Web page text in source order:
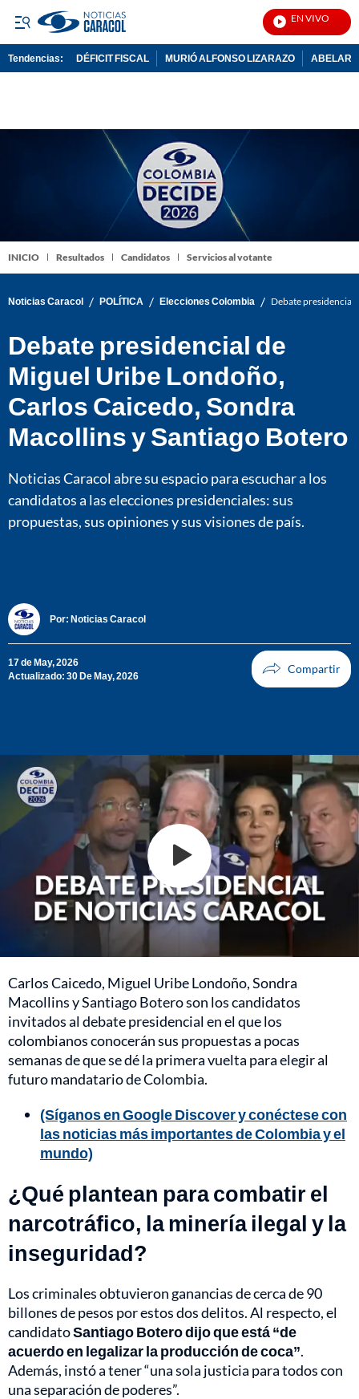
EN VIVO
Tendencias: DÉFICIT FISCAL MURIÓ ALFONSO LIZARAZO
INICIO Resultados Candidatos Servicios al votante
Noticias Caracol / POLÍTICA / Elecciones Colombia / Debate presidencial
Debate presidencial de
Miguel Uribe Londoño,
Carlos Caicedo, Sondra
Macollins y Santiago Botero
Noticias Caracol abre su espacio para escuchar a los
candidatos a las elecciones presidenciales: sus
propuestas, sus opiniones y sus visiones de país.
Por: Noticias Caracol
17 de May, 2026
Actualizado: 30 De May, 2026
Carlos Caicedo, Miguel Uribe Londoño, Sondra
Macollins y Santiago Botero son los candidatos
invitados al debate presidencial en el que los
colombianos conocerán sus propuestas a pocas
semanas de que se dé la primera vuelta para elegir al
futuro mandatario de Colombia.
(Síganos en Google Discover y conéctese con
las noticias más importantes de Colombia y el
mundo)
¿Qué plantean para combatir el
narcotráfico, la minería ilegal y la
inseguridad?
Los criminales obtuvieron ganancias de cerca de 90
billones de pesos por estos dos delitos. Al respecto, el
candidatoSantiago Botero dijo que está “de
acuerdo en legalizar la producción de coca”.
Además, instó a tener “una sola justicia para todos con
una separación de poderes”.